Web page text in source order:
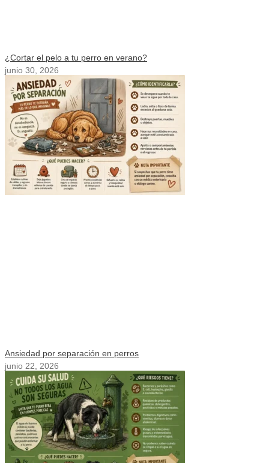
¿Cortar el pelo a tu perro en verano?
junio 30, 2026
Ansiedad por separación en perros
junio 22, 2026